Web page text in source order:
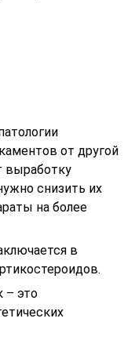
от другой
выработку
снизить их
на более
в
– это